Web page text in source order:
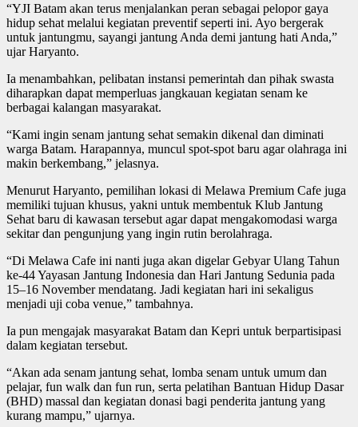
“YJI Batam akan terus menjalankan peran sebagai pelopor gaya
hidup sehat melalui kegiatan preventif seperti ini. Ayo bergerak
untuk jantungmu, sayangi jantung Anda demi jantung hati Anda,”
ujar Haryanto.
Ia menambahkan, pelibatan instansi pemerintah dan pihak swasta
diharapkan dapat memperluas jangkauan kegiatan senam ke
berbagai kalangan masyarakat.
“Kami ingin senam jantung sehat semakin dikenal dan diminati
warga Batam. Harapannya, muncul spot-spot baru agar olahraga ini
makin berkembang,” jelasnya.
Menurut Haryanto, pemilihan lokasi di Melawa Premium Cafe juga
memiliki tujuan khusus, yakni untuk membentuk Klub Jantung
Sehat baru di kawasan tersebut agar dapat mengakomodasi warga
sekitar dan pengunjung yang ingin rutin berolahraga.
“Di Melawa Cafe ini nanti juga akan digelar Gebyar Ulang Tahun
ke-44 Yayasan Jantung Indonesia dan Hari Jantung Sedunia pada
15–16 November mendatang. Jadi kegiatan hari ini sekaligus
menjadi uji coba venue,” tambahnya.
Ia pun mengajak masyarakat Batam dan Kepri untuk berpartisipasi
dalam kegiatan tersebut.
“Akan ada senam jantung sehat, lomba senam untuk umum dan
pelajar, fun walk dan fun run, serta pelatihan Bantuan Hidup Dasar
(BHD) massal dan kegiatan donasi bagi penderita jantung yang
kurang mampu,” ujarnya.